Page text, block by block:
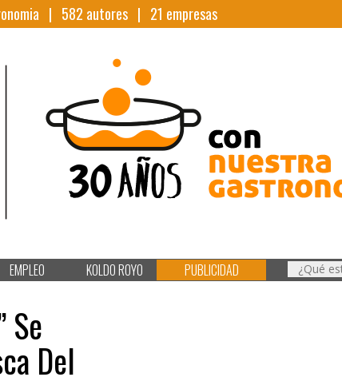
| 582 autores | 21 empresas
EMPLEO KOLDO ROYO PUBLICIDAD
Se
Del